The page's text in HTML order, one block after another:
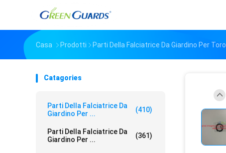
Casa Prodotti Parti Della Falciatrice Da Giardino Per Toro
Catagories
Parti Della Falciatrice Da
Giardino Per ...
(410)
Parti Della Falciatrice Da
Giardino Per ...
(361)